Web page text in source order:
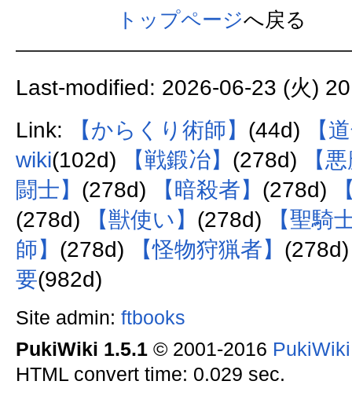
トップページへ戻る
Last-modified: 2026-06-23 (火)
Link:
【からくり術師】 (44d)
【
wiki(102d) 【戦鍛冶】 (278d)
【
闘士】 (278d) 【暗殺者】 (278d)
(278d)
【獣使い】 (278d)
【聖騎
師】 (278d) 【怪物狩猟者】
要(982d)
Site admin: ftbooks
PukiWiki 1.5.1© 2001-2016
HTML convert time: 0.029 sec.